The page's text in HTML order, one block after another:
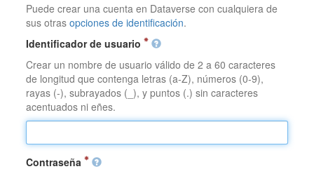
Puede crear una cuenta en Dataverse con cualquiera de
sus otrasopciones de identificación.
Identificador de usuario
Crear un nombre de usuario válido de 2 a 60 caracteres
de longitud que contenga letras (a-Z), números (0-9),
rayas (-), subrayados (_), y puntos (.) sin caracteres
acentuados ni eñes.
Contraseña